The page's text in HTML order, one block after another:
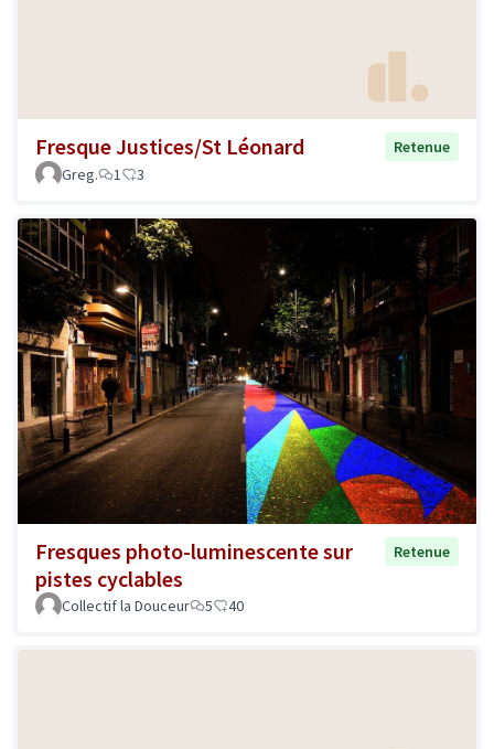
Fresque Justices/St Léonard
Retenue
Greg.
1 3
Fresques photo-luminescente sur
pistes cyclables
Retenue
Collectif la Douceur 5 40